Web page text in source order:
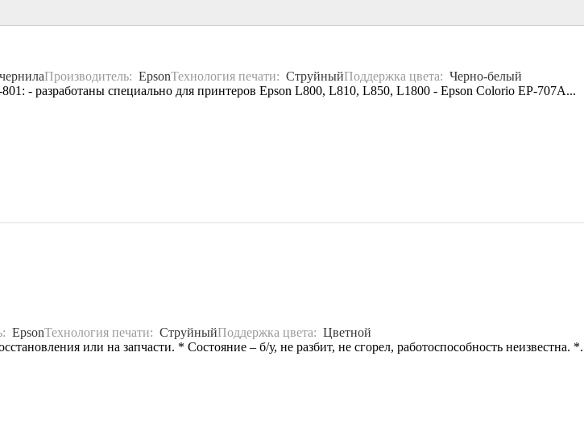
Производитель: EpsonТехнология печати: СтруйныйПоддержка цвета: Черно-белый
- разработаны специально для принтеров Epson L800, L810, L850, L1800 - Epson Colorio EP-707A...
EpsonТехнология печати: СтруйныйПоддержка цвета: Цветной
или на запчасти. * Состояние – б/у, не разбит, не сгорел, работоспособность неизвестна.